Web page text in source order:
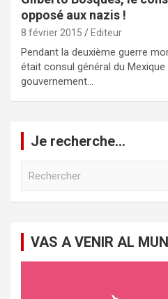
opposé aux nazis !
8 février 2015 Editeur
Pendant la deuxième guerre
était consul général du Mexique
gouvernement…
Je recherche…
c
VAS A VENIR AL